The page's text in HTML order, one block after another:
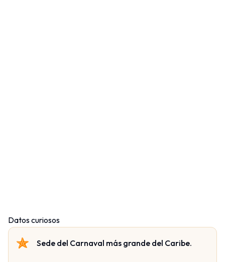
Datos curiosos
Sede del Carnaval más grande del Caribe.